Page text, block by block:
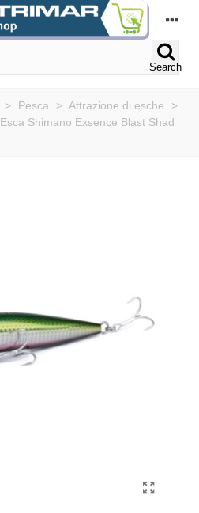
Search
> Pesca > Attrazione di esche
>
Esca Shimano Exsence Blast Shad